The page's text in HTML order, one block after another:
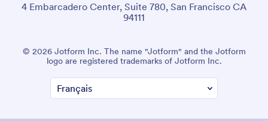
4 Embarcadero Center, Suite 780, San Francisco CA
94111
© 2026 Jotform Inc. The name "Jotform" and the Jotform
logo are registered trademarks of Jotform Inc.